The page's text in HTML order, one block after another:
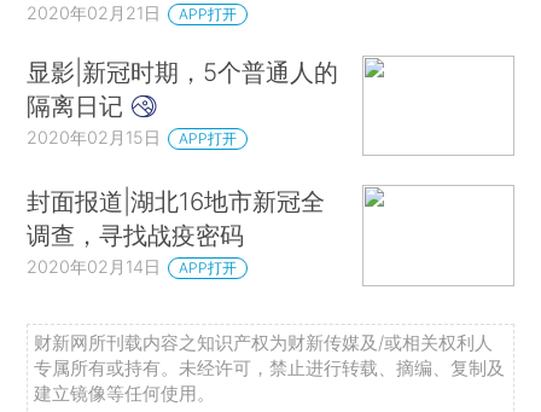
2020年02月21日 APP打开
显影|新冠时期，5个普通人的
隔离日记
2020年02月15日 APP打开
封面报道|湖北16地市新冠全
调查，寻找战疫密码
2020年02月14日 APP打开
财新网所刊载内容之知识产权为财新传媒及/或相关权利人
专属所有或持有。未经许可，禁止进行转载、摘编、复制及
建立镜像等任何使用。